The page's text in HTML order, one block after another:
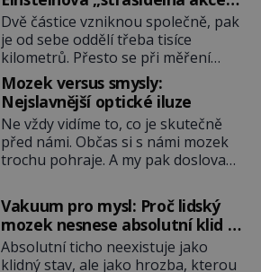
zvířat často spíš mýty? Pokud máte
doma králíka, mrkev mu dát
můžete. A nejspíš mu i bude
chutnat, ovšem měl by ji mít jen
jako občasný pamlsek. […]
na dálku“ dál mate i fascinuje
vědce
Dvě částice vzniknou společně, pak
je od sebe oddělí třeba tisíce
kilometrů. Přesto se při měření
chovají, jako by mezi nimi
existovalo neviditelné pouto. Albert
Einstein tomu s jistou dávkou
ironie říká „strašidelná akce na
dálku“ a dlouhá desetiletí věří, že
musí existovat jednodušší
však ukazují, že kvantový svět
funguje jinak, než […]
Mozek versus smysly:
Nejslavnější optické iluze
Ne vždy vidíme to, co je skutečně
před námi. Občas si s námi mozek
trochu pohraje. A my pak doslova
vznikají ty nejpodivnější optické
iluze? Soustřeď se na to hlavní!
TROXLERŮV EFEKT Náš mozek
zvládne zpracovat hodně informací.
Všechny na světě ale nikoliv, musí
Vakuum pro mysl: Proč lidský
mozek nesnese absolutní klid a
začne si vymýšlet horory
Absolutní ticho neexistuje jako
klidný stav, ale jako hrozba, kterou